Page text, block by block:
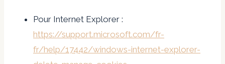
Pour Internet Explorer :
https://support.microsoft.com/fr-
fr/help/17442/windows-internet-explorer-